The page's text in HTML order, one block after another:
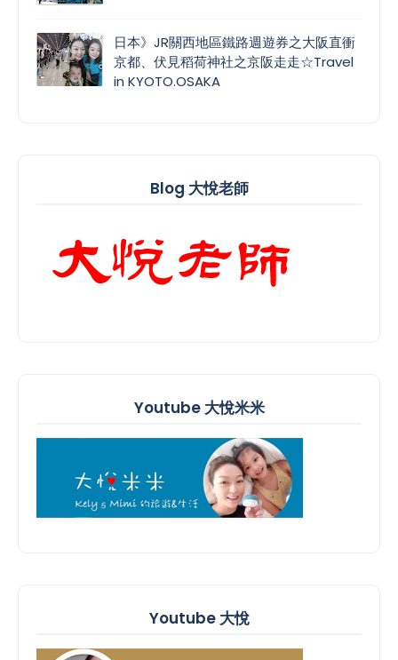
日本》JR關西地區鐵路週遊券之大阪直衝
京都、伏見稻荷神社之京阪走走☆Travel
in KYOTO.OSAKA
Blog 大悅老師
Youtube 大悅米米
Youtube 大悅